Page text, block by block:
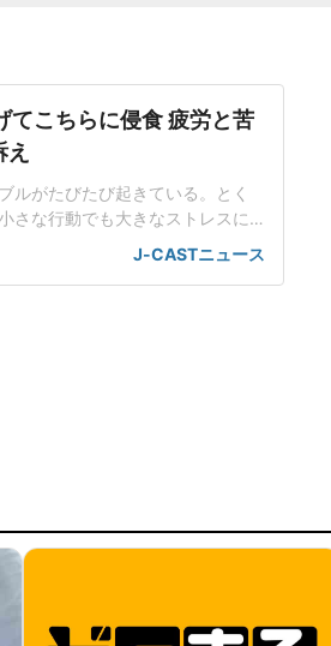
てこちらに侵食 疲労と苦
ルがたびたび起きている。とく
さな行動でも大きなストレスに
名・30代)は、関西方面から東
不自然な姿勢で移動する羽目に
J-CASTニュース